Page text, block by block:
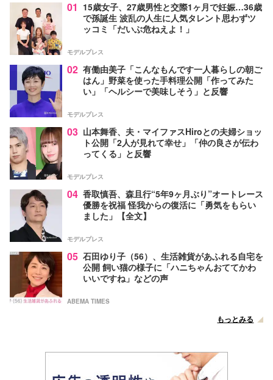
01 15歳女子、27歳男性と交際1ヶ月で妊娠…36歳
で孫誕生 波乱の人生に人気タレント思わずツ
ッコミ「だいぶ危ねえよ！」
モデルプレス
02 有働由美子「こんなもんです一人暮らしの朝ご
はん」野菜を使った手料理公開「作ってみた
い」「ヘルシーで美味しそう」と反響
モデルプレス
03 山本舞香、夫・マイファスHiroとの夫婦ショッ
ト公開「2人が見れて幸せ」「仲の良さが伝わ
ってくる」と反響
モデルプレス
04 香取慎吾、森且行“5年9ヶ月ぶり”オートレース
優勝を祝福 怪我からの復活に「勇気をもらい
ました」【全文】
モデルプレス
05 石田ゆり子（56）、生活雑貨があふれる自宅を
公開 飼い猫の様子に「ハニちゃんおててかわ
いいですね」などの声
ABEMA TIMES
もっとみる